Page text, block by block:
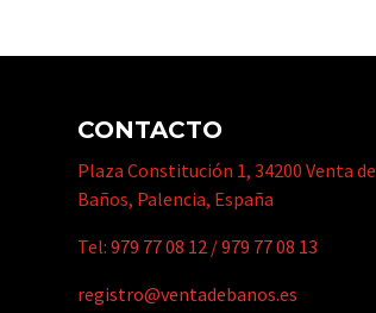
CONTACTO
Plaza Constitución 1, 34200 Venta de
Baños, Palencia, España
Tel:979 77 08 12 /979 77 08 13
registro@ventadebanos.es